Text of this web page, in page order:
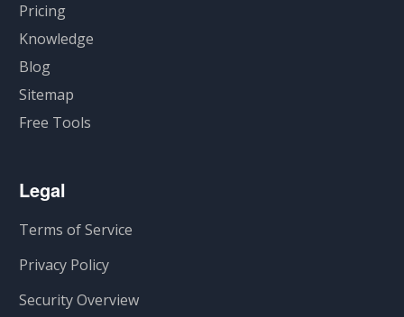
Pricing
Knowledge
Blog
Sitemap
Free Tools
Legal
Terms of Service
Privacy Policy
Security Overview